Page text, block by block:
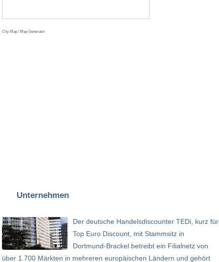
City Map / Map Generator
Unternehmen
Der deutsche Handelsdiscounter TEDi, kurz für
Top Euro Discount, mit Stammsitz in
Dortmund-Brackel betreibt ein Filialnetz von
über 1.700 Märkten in mehreren europäischen Ländern und gehört